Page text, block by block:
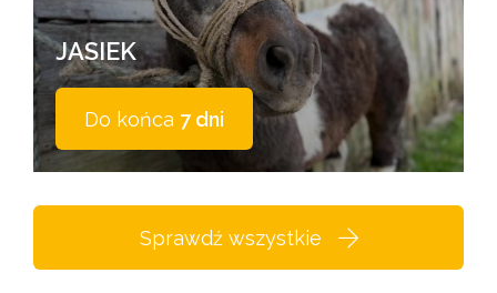
JASIEK
Do końca 7 dni
Sprawdź wszystkie